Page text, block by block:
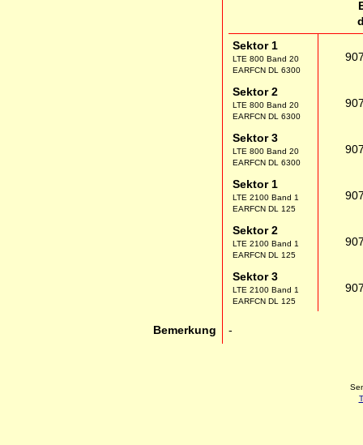
Sektor 1
LTE 800 Band 20
EARFCN DL 6300
Sektor 2
LTE 800 Band 20
EARFCN DL 6300
Sektor 3
LTE 800 Band 20
EARFCN DL 6300
Sektor 1
LTE 2100 Band 1
EARFCN DL 125
Sektor 2
LTE 2100 Band 1
EARFCN DL 125
Sektor 3
LTE 2100 Band 1
EARFCN DL 125
Bemerkung -